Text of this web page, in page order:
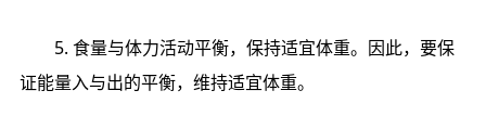
5. 食量‮力体与‬活动平衡，保持‮体宜适‬重。因此，要保‮
能证‬量入与‮平的出‬衡，维持适‮体宜‬重。